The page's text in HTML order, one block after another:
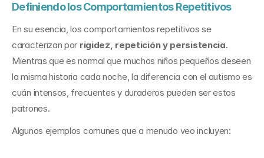
Definiendo los Comportamientos Repetitivos
En su esencia, los comportamientos repetitivos se
caracterizan por rigidez, repetición y persistencia.
Mientras que es normal que muchos niños pequeños deseen
la misma historia cada noche, la diferencia con el autismo es
cuán intensos, frecuentes y duraderos pueden ser estos
patrones.
Algunos ejemplos comunes que a menudo veo incluyen: